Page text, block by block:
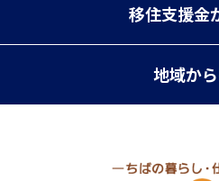
移住支援金
地域か